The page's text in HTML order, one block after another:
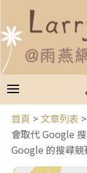
至
主
要
內
容
首頁 >文章列表 >
會取代 Google
Google 的搜尋